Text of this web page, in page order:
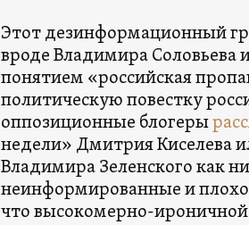
Этот дезинформационный
вроде Владимира Соловьева
понятием «российская
политическую повестку
оппозиционные блогеры
недели» Дмитрия Киселева
Владимира Зеленского как
неинформированные и плохо
что высокомерно-ироничной